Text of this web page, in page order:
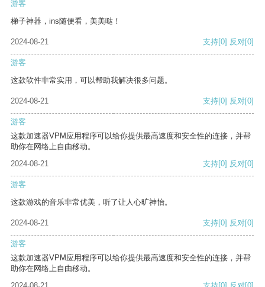
游客
梯子神器，ins随便看，美美哒！
2024-08-21 支持[0] 反对[0]
游客
这款软件非常实用，可以帮助我解决很多问题。
2024-08-21 支持[0] 反对[0]
游客
这款加速器VPM应用程序可以给你提供最高速度和安全性的连接，并帮
助你在网络上自由移动。
2024-08-21
支持[0] 反对[0]
游客
这款游戏的音乐非常优美，听了让人心旷神怡。
2024-08-21 支持[0] 反对[0]
游客
这款加速器VPM应用程序可以给你提供最高速度和安全性的连接，并帮
助你在网络上自由移动。